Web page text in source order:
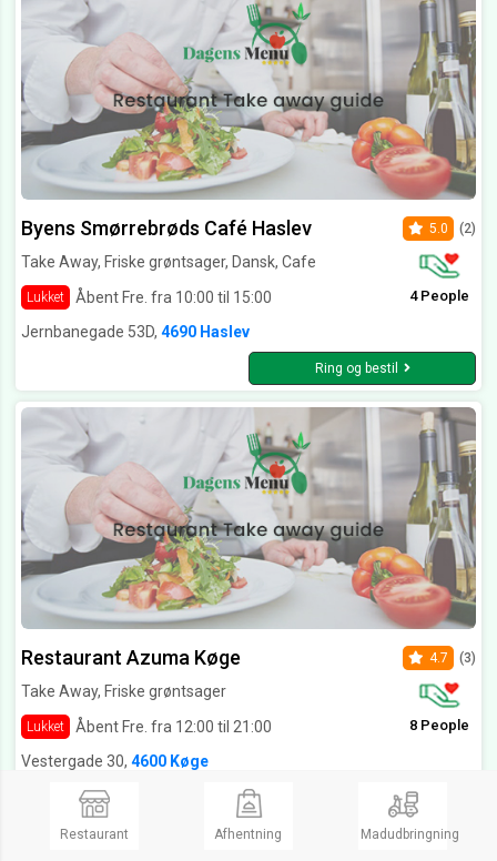
Byens Smørrebrøds Café Haslev
Take Away, Friske grøntsager, Dansk, Cafe
Lukket Åbent Fre. fra 10:00 til 15:00
5.0 (2)
4 People
Jernbanegade 53D, 4690 Haslev
Ring og bestil
Restaurant Azuma Køge
Take Away, Friske grøntsager
Lukket Åbent Fre. fra 12:00 til 21:00
4.7 (3)
8 People
Vestergade 30, 4600 Køge
Super lækker og veltillavet mad. Hurtige til at fylde fadene op igen og sød og venlig betjening. Dog manglede jeg lidt dessert.
Stort udvalg og tip top kvalitet
Restaurant Afhentning Madudbringning